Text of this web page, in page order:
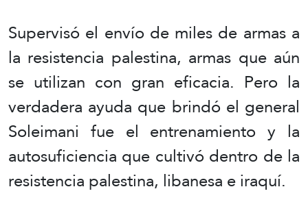
Supervisó el envío de miles de armas a
la resistencia palestina, armas que aún
se utilizan con gran eficacia. Pero la
verdadera ayuda que brindó el general
Soleimani fue el entrenamiento y la
autosuficiencia que cultivó dentro de la
resistencia palestina, libanesa e iraquí.